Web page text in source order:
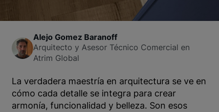
Alejo Gomez Baranoff
Arquitecto y Asesor Técnico Comercial en
Atrim Global
La verdadera maestría en arquitectura se ve en
cómo cada detalle se integra para crear
armonía, funcionalidad y belleza. Son esos